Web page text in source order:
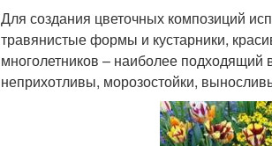
Для создания цветочных композиций
травянистые формы и кустарники,
многолетников – наиболее подходящий
неприхотливы, морозостойки,